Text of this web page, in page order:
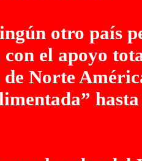
otro país
el apoyo
Norte